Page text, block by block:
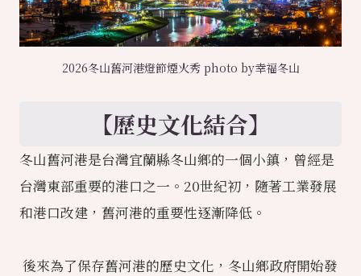
2026冬山舊河港燈節煙火秀 photo by幸福冬山
【歷史文化結合】
冬山舊河港是台灣宜蘭縣冬山鄉的一個小鎮，曾經是
台灣東部重要的港口之一。20世紀初，隨著工業發展
和港口改建，舊河港的重要性逐漸降低。
後來為了保存舊河港的歷史文化，冬山鄉政府開始發